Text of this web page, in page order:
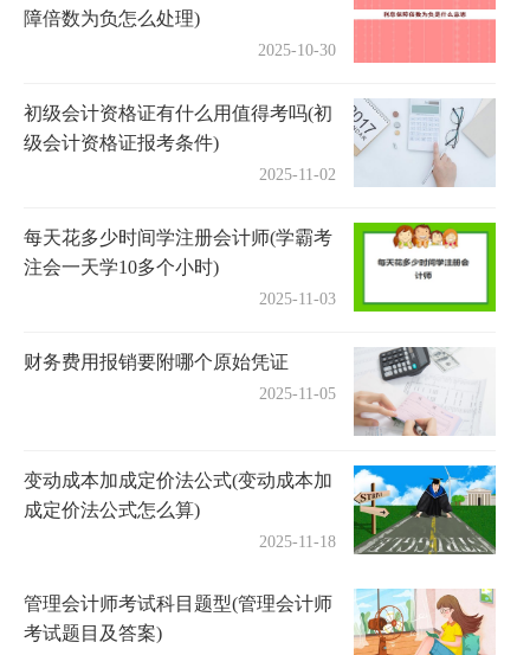
障倍数为负怎么处理)
2025-10-30
初级会计资格证有什么用值得考吗(初
级会计资格证报考条件)
2025-11-02
每天花多少时间学注册会计师(学霸考
注会一天学10多个小时)
2025-11-03
财务费用报销要附哪个原始凭证
2025-11-05
变动成本加成定价法公式(变动成本加
成定价法公式怎么算)
2025-11-18
管理会计师考试科目题型(管理会计师
考试题目及答案)